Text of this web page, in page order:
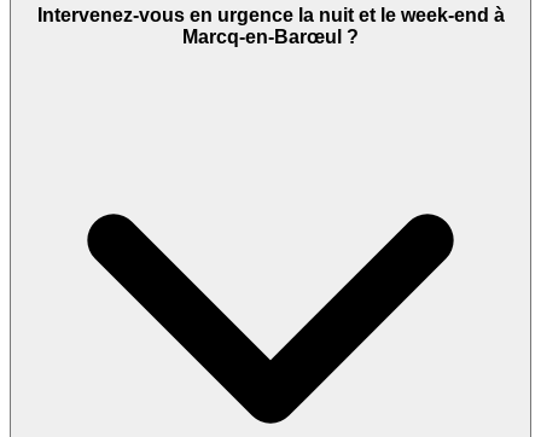
Intervenez-vous en urgence la nuit et le week-end à
Marcq-en-Barœul ?